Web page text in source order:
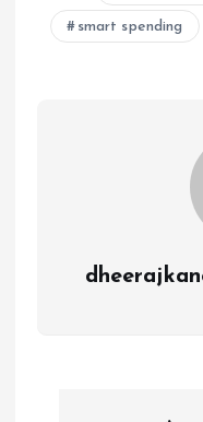
smart spending